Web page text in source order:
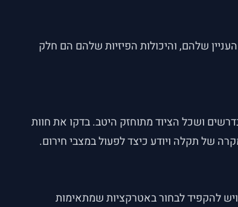
שלהם, והיכולות הפיזיות שלהם הם חלק
ושכל הציוד מתוחזק היטב. בדקו את חוות
של תקלה ויודע כיצד לפעול במצבי חירום.
להקפיד לבחור באטרקציות שמתאימות